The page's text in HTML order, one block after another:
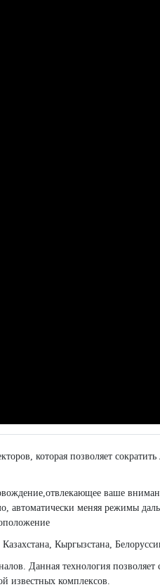
которая позволяет
ваше
автоматически меняя режимы
Кыргызстана,
Данная технология позволяет
известных комплексов.